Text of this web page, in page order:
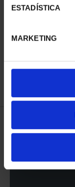
ESTADÍSTICA
MARKETING
- ÁVILA
73,00 €
ORDENAR POR: